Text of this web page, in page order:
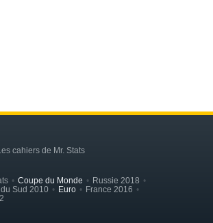
Les cahiers de Mr. Stats
Coupe du Monde
Russie 2018
Sud 2010 Euro
France 2016